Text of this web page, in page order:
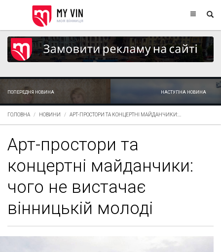
ПОПЕРЕДНЯ НОВИНА НАСТУПНА НОВИНА
ГОЛОВНА НОВИНИ АРТ-ПРОСТОРИ ТА КОНЦЕРТНІ МАЙДАНЧИКИ:...
Арт-простори та
концертні майданчики:
чого не вистачає
вінницькій молоді